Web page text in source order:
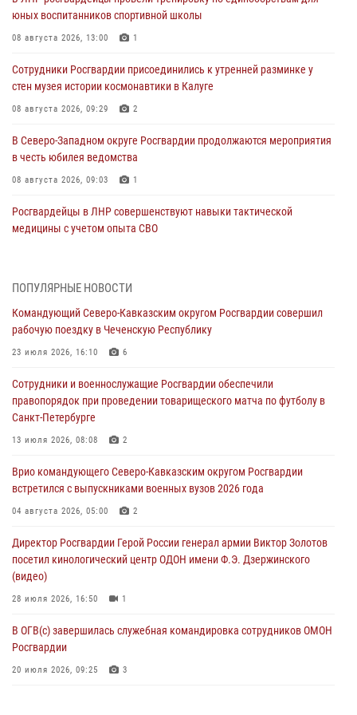
юных воспитанников спортивной школы
08 августа 2026, 13:00 1
Сотрудники Росгвардии присоединились к утренней разминке у
стен музея истории космонавтики в Калуге
08 августа 2026, 09:29 2
В Северо-Западном округе Росгвардии продолжаются мероприятия
в честь юбилея ведомства
08 августа 2026, 09:03 1
Росгвардейцы в ЛНР совершенствуют навыки тактической
медицины с учетом опыта СВО
Военнослужащие Софринской бригады Росгвардии встретились с
дорогой к Победе в СВО» (видео)
08 августа 2026, 07:00
настольному теннису ко Дню физкультурника
08 августа 2026, 07:00
Росгвардейцы обеспечили безопасность «Поезда Победы» в
08 августа 2026, 07:00
ОМОН «Ойрат» Управления Росгвардии по Республике Калмыкия
08 августа 2026, 07:00
ПОПУЛЯРНЫЕ НОВОСТИ
Командующий Северо-Кавказским округом Росгвардии совершил
рабочую поездку в Чеченскую Республику
23 июля 2026, 16:10 6
Сотрудники и военнослужащие Росгвардии обеспечили
правопорядок при проведении товарищеского матча по футболу в
Санкт-Петербурге
13 июля 2026, 08:08 2
Врио командующего Северо-Кавказским округом Росгвардии
встретился с выпускниками военных вузов 2026 года
04 августа 2026, 05:00 2
Директор Росгвардии Герой России генерал армии Виктор Золотов
посетил кинологический центр ОДОН имени Ф.Э. Дзержинского
(видео)
28 июля 2026, 16:50 1
В ОГВ(с) завершилась служебная командировка сотрудников ОМОН
Росгвардии
20 июля 2026, 09:25 3